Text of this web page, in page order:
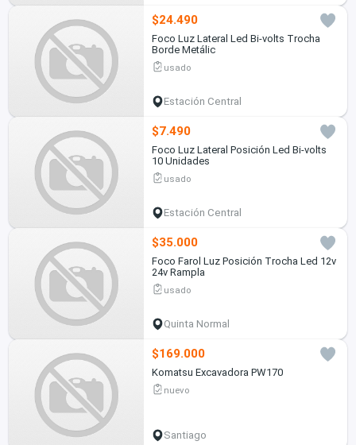
$24.490
Foco Luz Lateral Led Bi-volts Trocha
Borde Metálic
usado
Estación Central
$7.490
Foco Luz Lateral Posición Led Bi-volts
10 Unidades
usado
Estación Central
$35.000
Foco Farol Luz Posición Trocha Led 12v
24v Rampla
usado
Quinta Normal
$169.000
Komatsu Excavadora PW170
nuevo
Santiago